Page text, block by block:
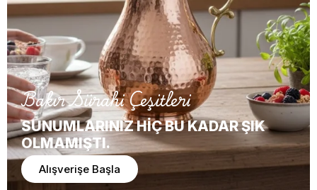
Bakır Sürahi Çeşitleri
SUNUMLARINIZ HİÇ BU KADAR ŞIK
OLMAMIŞTI.
Alışverişe Başla